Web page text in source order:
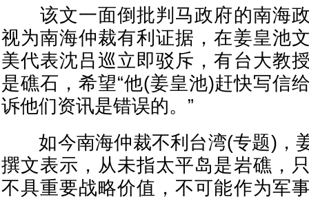
该文一面倒批判马政府的南海政
视为南海仲裁有利证据，在姜皇池
美代表沈吕巡立即驳斥，有台大教
是礁石，希望“他(姜皇池)赶快写信
诉他们资讯是错误的。”
如今南海仲裁不利台湾(专题)，
撰文表示，从未指太平岛是岩礁，
不具重要战略价值，不可能作为军